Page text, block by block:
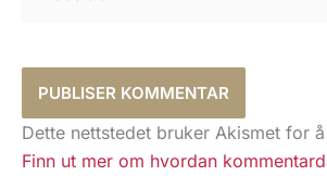
Dette nettstedet bruker Akismet for
Finn ut mer om hvordan